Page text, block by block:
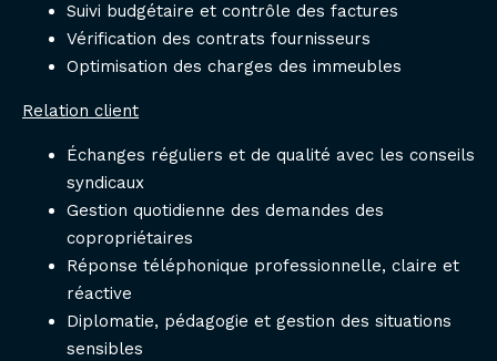
Suivi budgétaire et contrôle des factures
Vérification des contrats fournisseurs
Optimisation des charges des immeubles
Relation client
Échanges réguliers et de qualité avec les conseils
syndicaux
Gestion quotidienne des demandes des
copropriétaires
Réponse téléphonique professionnelle, claire et
réactive
Diplomatie, pédagogie et gestion des situations
sensibles